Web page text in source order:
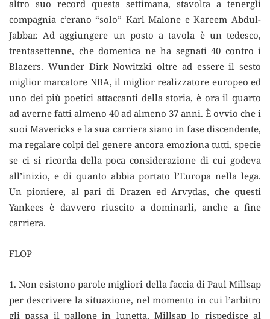
altro suo record questa settimana, stavolta a tenergli
compagnia c’erano “solo” Karl Malone e Kareem Abdul-
Jabbar. Ad aggiungere un posto a tavola è un tedesco,
trentasettenne, che domenica ne ha segnati 40 contro i
Blazers. Wunder Dirk Nowitzki oltre ad essere il sesto
miglior marcatore NBA, il miglior realizzatore europeo ed
uno dei più poetici attaccanti della storia, è ora il quarto
ad averne fatti almeno 40 ad almeno 37 anni. È ovvio che i
suoi Mavericks e la sua carriera siano in fase discendente,
ma regalare colpi del genere ancora emoziona tutti, specie
se ci si ricorda della poca considerazione di cui godeva
all’inizio, e di quanto abbia portato l’Europa nella lega.
Un pioniere, al pari di Drazen ed Arvydas, che questi
Yankees è davvero riuscito a dominarli, anche a fine
carriera.
FLOP
1. Non esistono parole migliori della faccia di Paul Millsap
per descrivere la situazione, nel momento in cui l’arbitro
gli passa il pallone in lunetta, Millsap lo rispedisce al